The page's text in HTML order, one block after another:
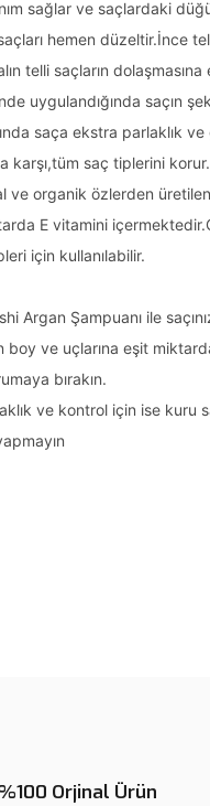
sağlar ve saçlardaki
hemen düzeltir.İnce
telli saçların
uygulandığında saçın
saça ekstra parlaklık
karşı,tüm saç tiplerini
ve organik özlerden
E vitamini
için kullanılabilir.
Argan Şampuanı ile
boy ve uçlarına eşit
bırakın.
ve kontrol için ise kuru
hatalar bulunuyor.
Orjinal Ürün